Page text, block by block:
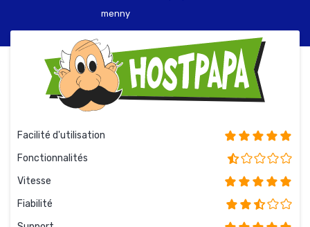
menny
Facilité d'utilisation
Fonctionnalités
Vitesse
Fiabilité